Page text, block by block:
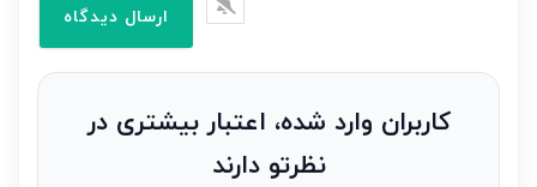
نظر
کاربران وارد شده، اعتبار بیشتری در
نظرتو دارند